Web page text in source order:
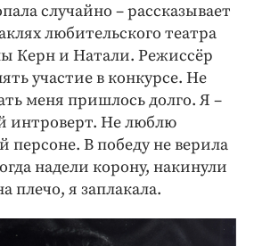
случайно – рассказывает
любительского театра
Керн и Натали. Режиссёр
участие в конкурсе. Не
меня пришлось долго. Я –
интроверт. Не люблю
персоне. В победу не верила
надели корону, накинули
плечо, я заплакала.